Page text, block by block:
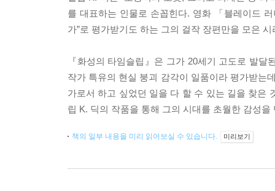
를 대표하는 인물로 손꼽힌다. 영화 「블레이드
가”로 평가받기도 하는 그의 걸작 장편만을 모은 시
『화성의 타임슬립』은 그가 20세기 고도로 발
작가 특유의 현실 붕괴 감각이 일품이라 평가받는
가로서 하고 싶었던 일을 다 할 수 있는 길을 찾은
립 K. 딕의 작품을 통해 그의 시대를 초월한 감성을
책의 일부 내용을 미리 읽어보실 수 있습니다. 미리보기